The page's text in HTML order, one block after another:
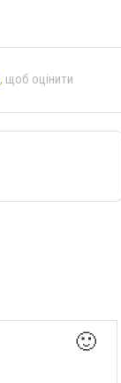
, щоб оцінити
🙂